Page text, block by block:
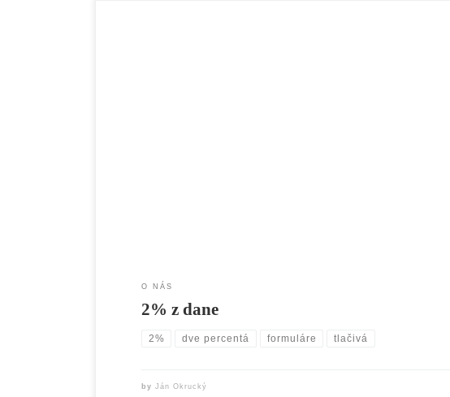
O NÁS
2% z dane
2% dve percentá formuláre tlačivá
by Ján Okrucký